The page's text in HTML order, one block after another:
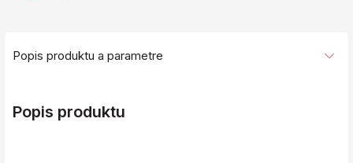
Popis produktu a parametre
Popis produktu